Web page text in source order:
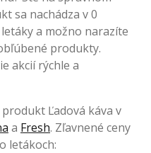
sa nachádza v 0
a možno narazíte
produkty.
akcií rýchle a
Ľadová káva v
a Fresh. Zľavnené ceny
letákoch: